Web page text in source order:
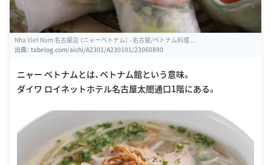
Nha Viet Nam 名古屋店 （ニャーベトナム） - 名古屋/ベトナム料理 ...
出典： tabelog.com/aichi/A2301/A230101/23060890
ニャー ベトナムとは、ベトナム館という意味。
ダイワ ロイネットホテル名古屋太閤通口1階にある。